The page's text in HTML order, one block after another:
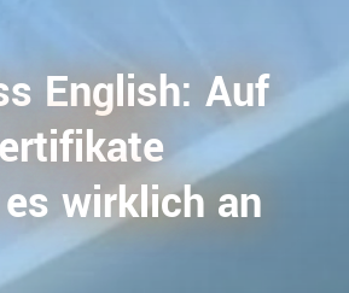
English: Auf
wirklich an